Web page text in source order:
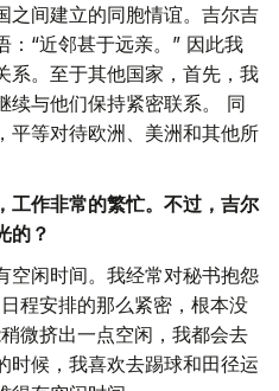
之间建立的同胞情谊。吉尔吉
：“近邻甚于远亲。” 因此我
系。至于其他国家，首先，我
续与他们保持紧密联系。 同
平等对待欧洲、美洲和其他所
工作非常的繁忙。不过，吉尔
的？
空闲时间。我经常对秘书抱怨
程安排的那么紧密，根本没
微挤出一点空闲，我都会去
时候，我喜欢去踢球和田径运